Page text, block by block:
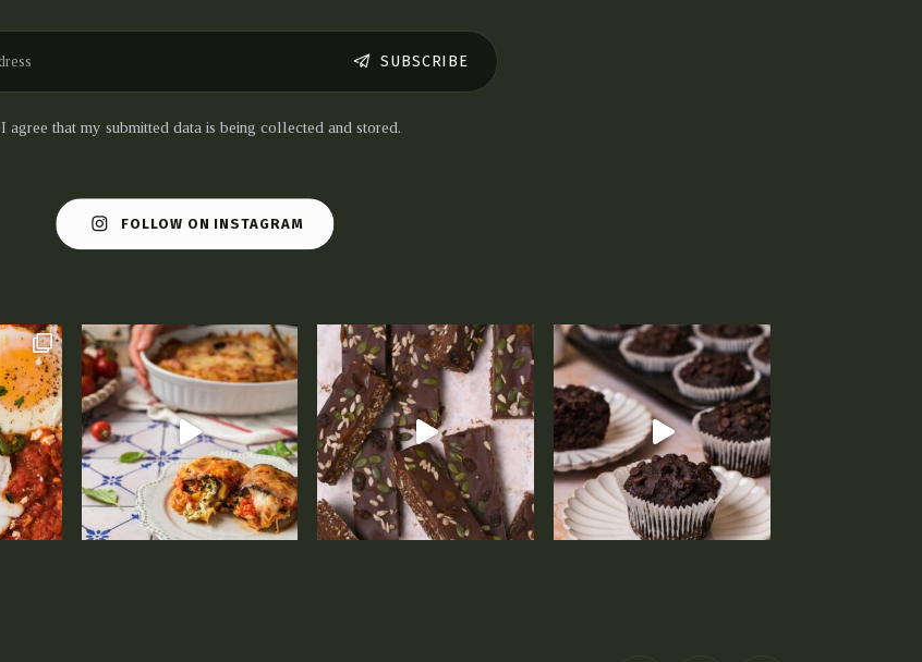
SUBSCRIBE
I agree that my submitted data is being collected and stored.
FOLLOW ON INSTAGRAM